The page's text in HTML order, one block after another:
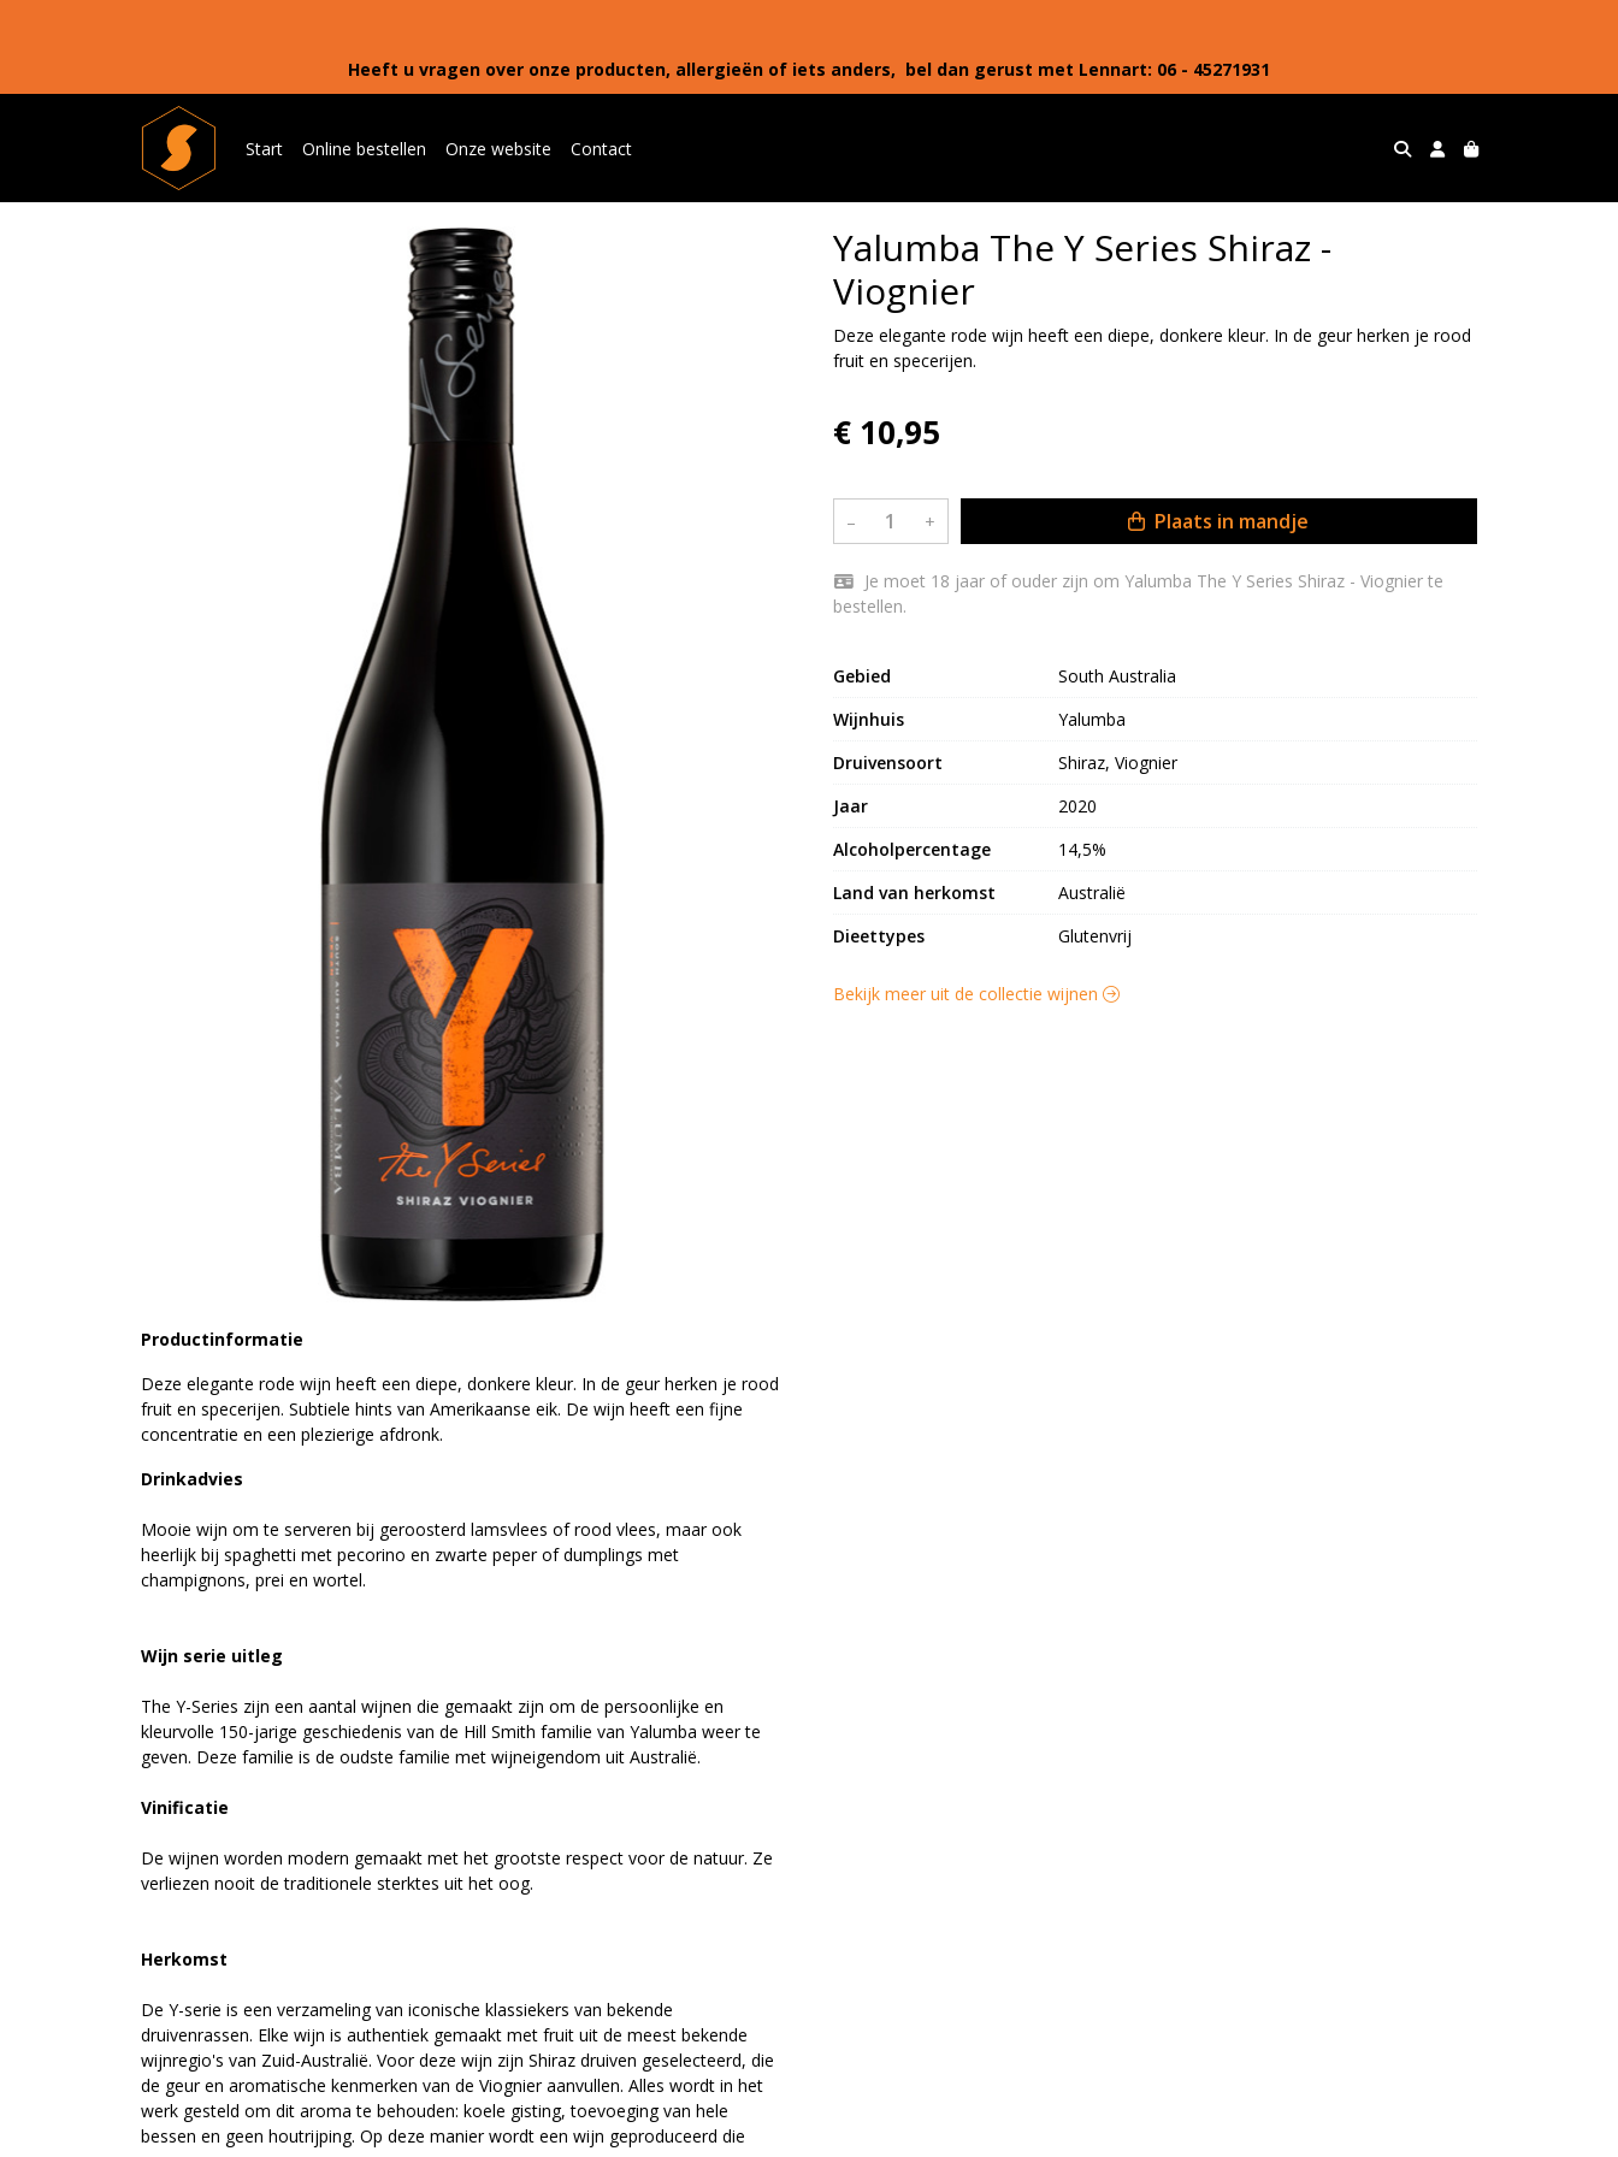
Heeft u vragen over onze producten, allergieën of iets anders, bel dan gerust met Lennart: 06 - 45271931
Start Online bestellen Onze website Contact
Productinformatie
Deze elegante rode wijn heeft een diepe, donkere kleur. In de geur herken je rood
fruit en specerijen. Subtiele hints van Amerikaanse eik. De wijn heeft een fijne
concentratie en een plezierige afdronk.
Drinkadvies
Mooie wijn om te serveren bij geroosterd lamsvlees of rood vlees, maar ook
heerlijk bij spaghetti met pecorino en zwarte peper of dumplings met
champignons, prei en wortel.
Wijn serie uitleg
The Y-Series zijn een aantal wijnen die gemaakt zijn om de persoonlijke en
kleurvolle 150-jarige geschiedenis van de Hill Smith familie van Yalumba weer te
geven. Deze familie is de oudste familie met wijneigendom uit Australië.
Vinificatie
De wijnen worden modern gemaakt met het grootste respect voor de natuur. Ze
verliezen nooit de traditionele sterktes uit het oog.
Herkomst
De Y-serie is een verzameling van iconische klassiekers van bekende
druivenrassen. Elke wijn is authentiek gemaakt met fruit uit de meest bekende
wijnregio's van Zuid-Australië. Voor deze wijn zijn Shiraz druiven geselecteerd, die
de geur en aromatische kenmerken van de Viognier aanvullen. Alles wordt in het
werk gesteld om dit aroma te behouden: koele gisting, toevoeging van hele
bessen en geen houtrijping. Op deze manier wordt een wijn geproduceerd die
Yalumba The Y Series Shiraz -
Viognier
Deze elegante rode wijn heeft een diepe, donkere kleur. In de geur herken je rood
fruit en specerijen.
€ 10,95
– + Plaats in mandje
bestellen.
Gebied
South Australia
Wijnhuis
Yalumba
Druivensoort
Shiraz, Viognier
Jaar
2020
Alcoholpercentage
14,5%
Land van herkomst
Australië
Dieettypes
Glutenvrij
Bekijk meer uit de collectie wijnen